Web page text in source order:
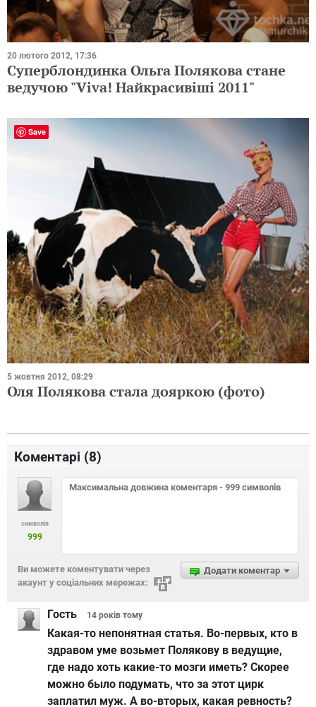
20 лютого 2012, 17:36
Суперблондинка Ольга Полякова стане
ведучою "Viva! Найкрасивіші 2011"
5 жовтня 2012, 08:29
Оля Полякова стала дояркою (фото)
Коментарі (8)
символів
999
Додати коментар
Ви можете коментувати через
акаунт у соціальних мережах:
Гость 14 років тому
Какая-то непонятная статья. Во-первых, кто в
здравом уме возьмет Полякову в ведущие,
где надо хоть какие-то мозги иметь? Скорее
можно было подумать, что за этот цирк
заплатил муж. А во-вторых, какая ревность?
Save